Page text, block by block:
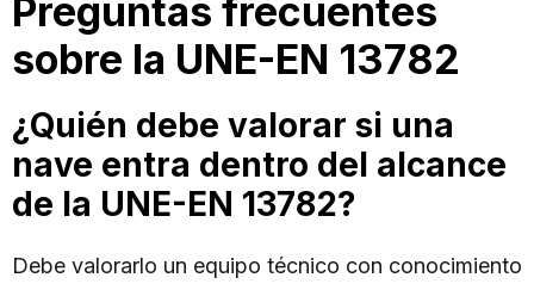
Preguntas frecuentes
sobre la UNE-EN 13782
¿Quién debe valorar si una
nave entra dentro del alcance
de la UNE-EN 13782?
Debe valorarlo un equipo técnico con conocimiento